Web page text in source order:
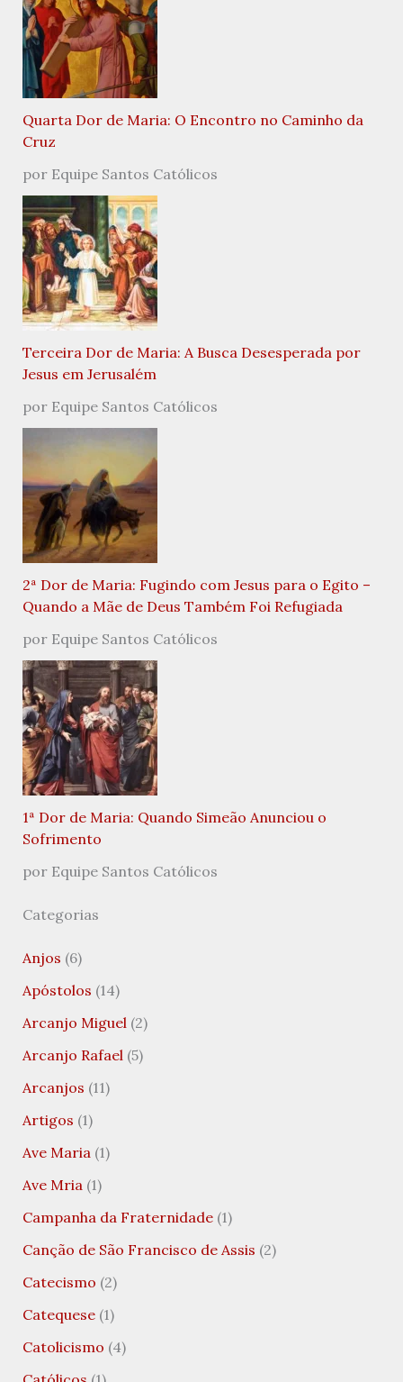
Quarta Dor de Maria: O Encontro no Caminho da
Cruz
por Equipe Santos Católicos
Terceira Dor de Maria: A Busca Desesperada por
Jesus em Jerusalém
por Equipe Santos Católicos
2ª Dor de Maria: Fugindo com Jesus para o Egito –
Quando a Mãe de Deus Também Foi Refugiada
por Equipe Santos Católicos
1ª Dor de Maria: Quando Simeão Anunciou o
Sofrimento
por Equipe Santos Católicos
Categorias
Anjos (6)
Apóstolos (14)
Arcanjo Miguel (2)
Arcanjo Rafael (5)
Arcanjos (11)
Artigos (1)
Ave Maria (1)
Ave Mria (1)
Campanha da Fraternidade(1)
Canção de São Francisco de Assis (2)
Catecismo (2)
Catequese(1)
Catolicismo (4)